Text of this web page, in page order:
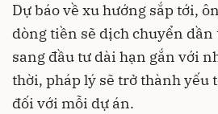
Dự báo về xu hướng sắp tới,
dòng tiền sẽ dịch chuyển dần
sang đầu tư dài hạn gắn với
thời, pháp lý sẽ trở thành yếu
đối với mỗi dự án.